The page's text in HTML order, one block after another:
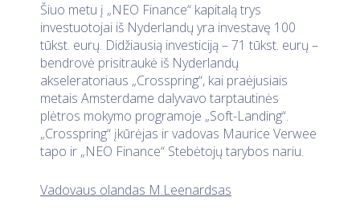
Šiuo metu į „NEO Finance“ kapitalą trys
investuotojai iš Nyderlandų yra investavę 100
tūkst. eurų. Didžiausią investiciją – 71 tūkst. eurų –
bendrovė prisitraukė iš Nyderlandų
akseleratoriaus „Crosspring“, kai praėjusiais
metais Amsterdame dalyvavo tarptautinės
plėtros mokymo programoje „Soft-Landing“.
„Crosspring“ įkūrėjas ir vadovas Maurice Verwee
tapo ir „NEO Finance“ Stebėtojų tarybos nariu.
Vadovaus olandas M.Leenardsas